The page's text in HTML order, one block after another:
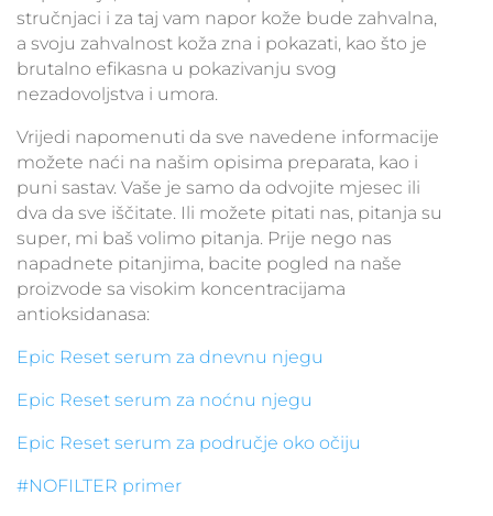
stručnjaci i za taj vam napor kože bude zahvalna,
a svoju zahvalnost koža zna i pokazati, kao što je
brutalno efikasna u pokazivanju svog
nezadovoljstva i umora.
Vrijedi napomenuti da sve navedene informacije
možete naći na našim opisima preparata, kao i
puni sastav. Vaše je samo da odvojite mjesec ili
dva da sve iščitate. Ili možete pitati nas, pitanja su
super, mi baš volimo pitanja. Prije nego nas
napadnete pitanjima, bacite pogled na naše
proizvode sa visokim koncentracijama
antioksidanasa:
Epic Reset serum za dnevnu njegu
Epic Reset serum za noćnu njegu
Epic Reset serum za područje oko očiju
#NOFILTER primer